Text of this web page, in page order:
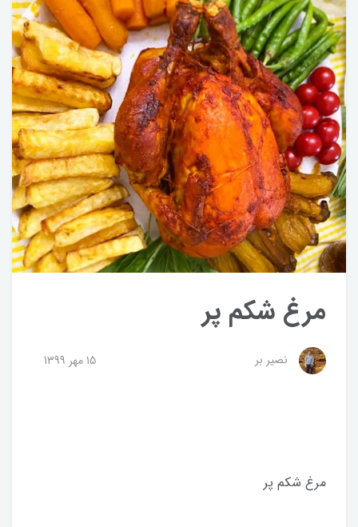
مرغ شکم پر
نصیر بر 15 مهر 1399
مرغ شکم پر